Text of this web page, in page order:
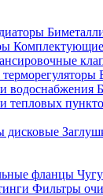
Комплектующие
водоснабжения
тепловых
дисковые
фланцы
Фильтры